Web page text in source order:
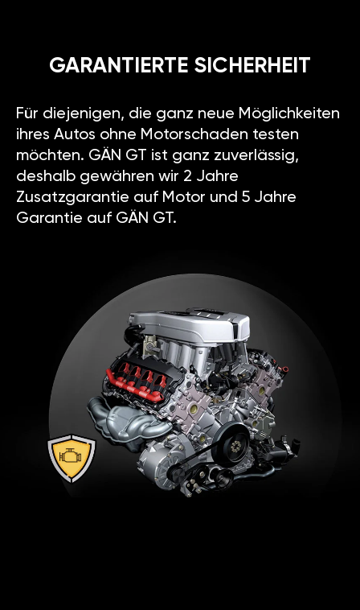
GARANTIERTE SICHERHEIT
Für diejenigen, die ganz neue Möglichkeiten
ihres Autos ohne Motorschaden testen
möchten. GÄN GT ist ganz zuverlässig,
deshalb gewähren wir 2 Jahre
Zusatzgarantie auf Motor und 5 Jahre
Garantie auf GÄN GT.